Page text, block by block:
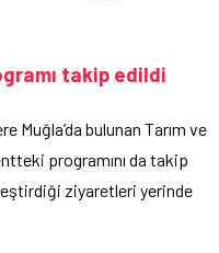
takip edildi
Muğla’da bulunan Tarım ve
programını da takip
ziyaretleri yerinde